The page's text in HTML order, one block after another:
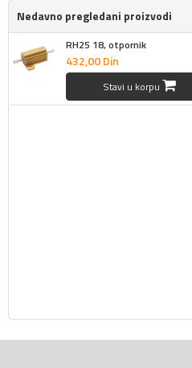
Nedavno pregledani proizvodi
RH25 18, otpornik
432,00Din
Stavi u korpu